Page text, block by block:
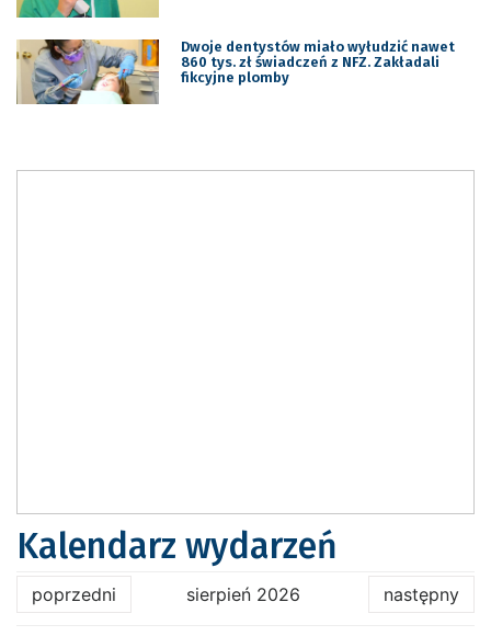
Dwoje dentystów miało wyłudzić nawet
860 tys. zł świadczeń z NFZ. Zakładali
fikcyjne plomby
Kalendarz wydarzeń
poprzedni sierpień 2026 następny